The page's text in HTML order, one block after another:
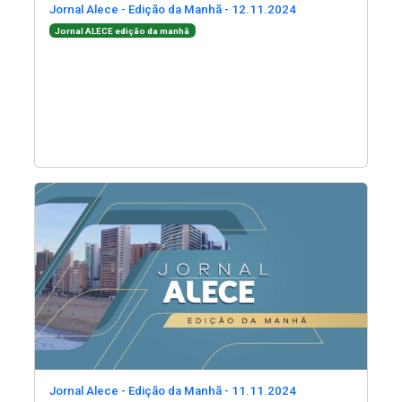
(Abre em nova janela)
Jornal Alece - Edição da Manhã - 12.11.2024(Abre em nova
Jornal ALECE edição da manhã
(Abre em nova janela)
(Abre em nova janela)
Jornal Alece - Edição da Manhã - 11.11.2024(Abre em nova